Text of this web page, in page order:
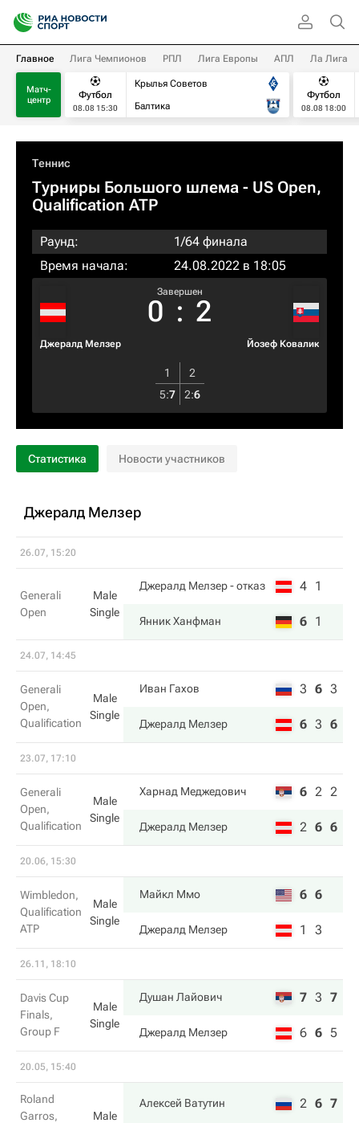
Главное Лига Чемпионов РПЛ Лига Европы АПЛ Ла Лига
Матч-
центр
Футбол
08.08 15:30
Крылья Советов
Балтика
Футбол
08.08 18:00
Теннис
Турниры Большого шлема - US Open,
Qualification ATP
Раунд:
1/64 финала
Время начала:
24.08.2022 в 18:05
Джералд Мелзер
Завершен
0 : 2
Йозеф Ковалик
1
2
5:7 2:6
Статистика Новости участников
Джералд Мелзер
26.07, 15:20
Generali
Open
Male
Single
Джералд Мелзер- отказ 4 1
Янник Ханфман 6 1
24.07, 14:45
Generali
Open,
Qualification
Male
Single
Иван Гахов 3 6 3
Джералд Мелзер 6 3 6
23.07, 17:10
Generali
Open,
Qualification
Male
Single
Харнад Меджедович 6 2 2
Джералд Мелзер 2 6 6
20.06, 15:30
Wimbledon,
Qualification
ATP
Male
Single
Майкл Ммо 6 6
Джералд Мелзер 1 3
26.11, 18:10
Davis Cup
Finals,
Group F
Male
Single
Душан Лайович 7 3 7
Джералд Мелзер 6 6 5
20.05, 15:40
Roland
Garros,
Male
Алексей Ватутин 2 6 7